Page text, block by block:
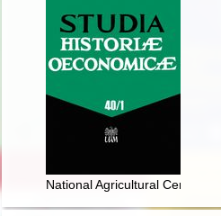
National Agricultural